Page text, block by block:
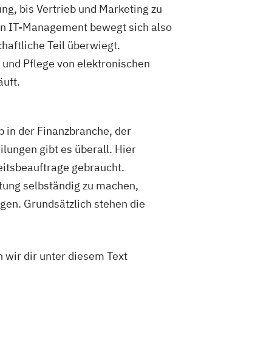
bis Vertrieb und Marketing zu
IT-Management bewegt sich also
Teil überwiegt.
Pflege von elektronischen
in der Finanzbranche, der
gibt es überall. Hier
gebraucht.
selbständig zu machen,
Grundsätzlich stehen die
dir unter diesem Text